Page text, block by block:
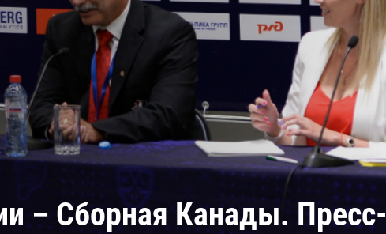
– Сборная Канады. Пресс-